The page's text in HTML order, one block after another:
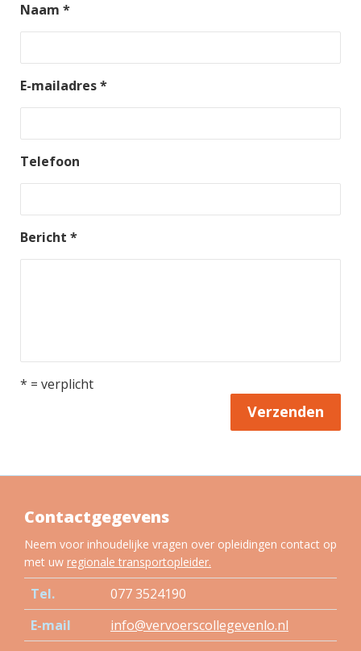
Naam *
E-mailadres *
Telefoon
Bericht *
* = verplicht
Verzenden
Contactgegevens
Neem voor inhoudelijke vragen over opleidingen contact op
met uw regionale transportopleider.
Tel.
077 3524190
E-mail
info@vervoerscollegevenlo.nl